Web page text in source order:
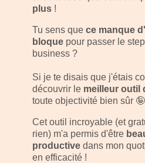
plus !
Tu sens que ce manque
bloque pour passer le
business ?
Si je te disais que j'étais
découvrir le meilleur outil
toute objectivité bien sûr
Cet outil incroyable (et
rien) m'a permis d'être
productive dans mon
en efficacité !